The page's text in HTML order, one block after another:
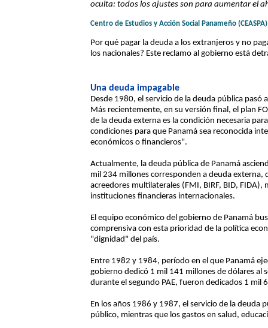
oculta: todos los ajustes son para aumentar el
Centro de Estudios y Acción Social Panameño (CEASPA)
Por qué pagar la deuda a los extranjeros y no
los nacionales? Este reclamo al gobierno está
Una deuda impagable
Desde 1980, el servicio de la deuda pública
Más recientemente, en su versión final, el plan
de la deuda externa es la condición necesaria
condiciones para que Panamá sea reconocida
económicos o financieros".
Actualmente, la deuda pública de Panamá
mil 234 millones corresponden a deuda externa,
acreedores multilaterales (FMI, BIRF, BID,
instituciones financieras internacionales.
El equipo económico del gobierno de Panamá
comprensiva con esta prioridad de la política
"dignidad" del país.
Entre 1982 y 1984, período en el que Panamá
gobierno dedicó 1 mil 141 millones de dólares al
durante el segundo PAE, fueron dedicados 1 mil
En los años 1986 y 1987, el servicio de la deuda
público, mientras que los gastos en salud,